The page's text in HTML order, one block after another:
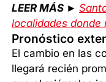
LEER MÁS ►
localidades donde
Pronóstico
El cambio en las
llegará recién